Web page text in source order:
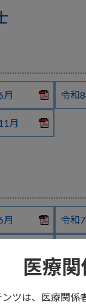
医療
ツは、医療関係
月 令和
月
月 令和